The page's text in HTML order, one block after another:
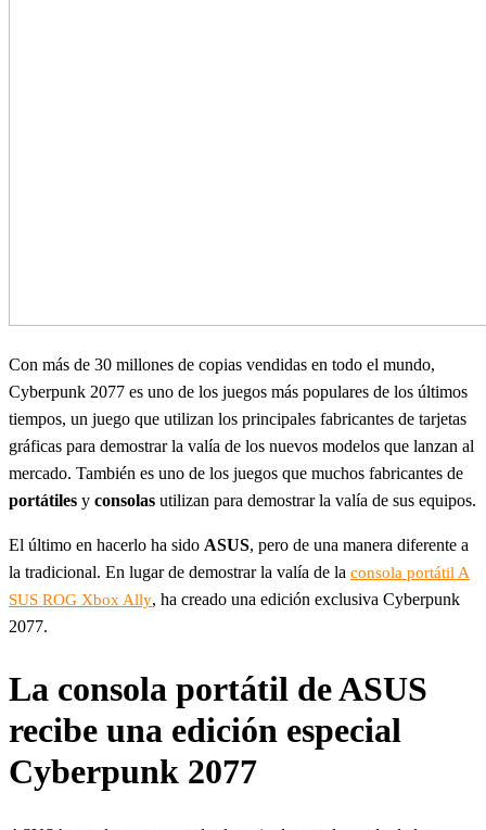
Con más de 30 millones de copias vendidas en todo el mundo,
Cyberpunk 2077 es uno de los juegos más populares de los últimos
tiempos, un juego que utilizan los principales fabricantes de tarjetas
gráficas para demostrar la valía de los nuevos modelos que lanzan al
mercado. También es uno de los juegos que muchos fabricantes de
portátiles y consolas utilizan para demostrar la valía de sus equipos.
El último en hacerlo ha sido ASUS, pero de una manera diferente a
la tradicional. En lugar de demostrar la valía de la consola portátil A
SUS ROG Xbox Ally, ha creado una edición exclusiva Cyberpunk
2077.
La consola portátil de ASUS
recibe una edición especial
Cyberpunk 2077